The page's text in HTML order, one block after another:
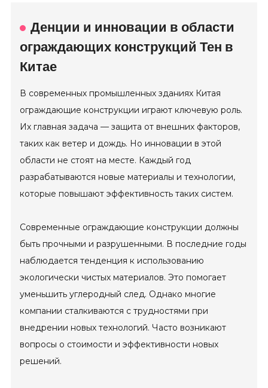
Денции и инновации в области
ограждающих конструкций Тен в
Китае
В современных промышленных зданиях Китая
ограждающие конструкции играют ключевую роль.
Их главная задача — защита от внешних факторов,
таких как ветер и дождь. Но инновации в этой
области не стоят на месте. Каждый год
разрабатываются новые материалы и технологии,
которые повышают эффективность таких систем.
Современные ограждающие конструкции должны
быть прочными и разрушенными. В последние годы
наблюдается тенденция к использованию
экологически чистых материалов. Это помогает
уменьшить углеродный след. Однако многие
компании сталкиваются с трудностями при
внедрении новых технологий. Часто возникают
вопросы о стоимости и эффективности новых
решений.